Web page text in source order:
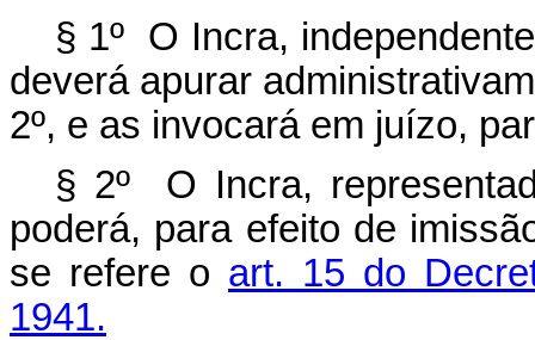
§ 1º O Incra,
deverá apurar
2º, e as invocará em juízo,
§ 2º O Incra,
poderá, para efeito de
se refere o art. 15 do
1941.